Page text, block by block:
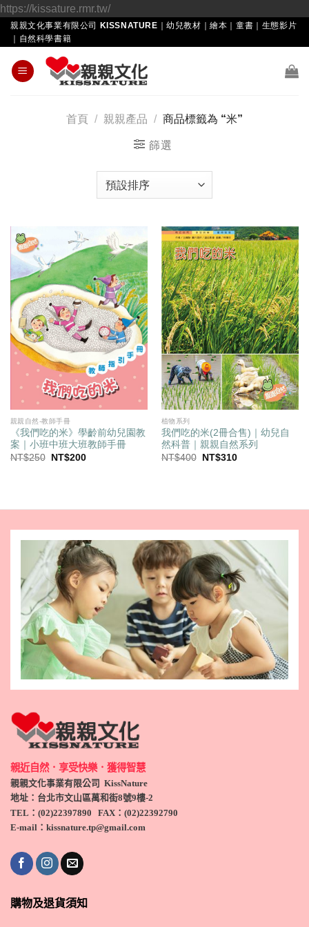
https://kissature.rmr.tw/Skip
to
親親文化事業有限公司 KISSNATURE｜幼兒教材｜繪本｜童書｜生態影片
｜自然科學書籍
首頁 / 親親產品 / 商品標籤為 “米”
篩選
親親自然-教師手冊
《我們吃的米》學齡前幼兒園教
案｜小班中班大班教師手冊
NT$250
原
NT$200目
植物系列
我們吃的米(2冊合售)｜幼兒自
然科普｜親親自然系列
NT$400
原
NT$310目
親近自然．享受快樂．獲得智慧
親親文化事業有限公司 KissNature
地址：台北市文山區萬和街8號9樓-2
TEL ：(02)22397890 FAX：(02)22392790
E-mail：kissnature.tp@gmail.com
購物及退貨須知